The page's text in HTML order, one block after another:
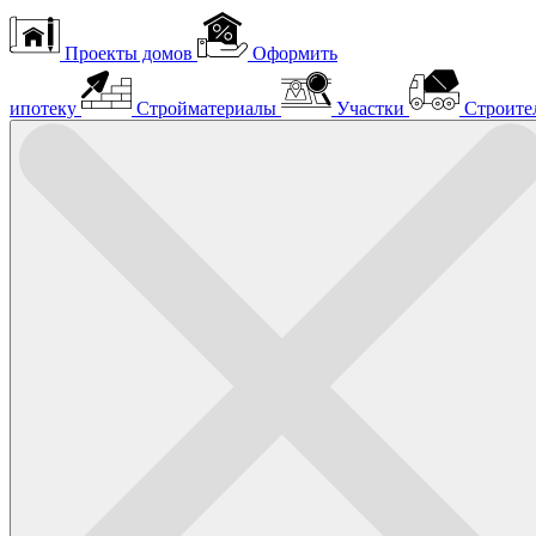
Проекты домов Оформить
ипотеку Стройматериалы Участки